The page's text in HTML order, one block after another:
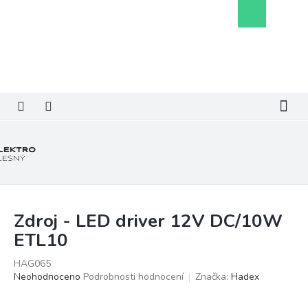
košík
Zdroj - LED driver 12V DC/10W
ETL10
HAG065
Průměrné
Neohodnoceno Podrobnosti hodnocení Značka: Hadex